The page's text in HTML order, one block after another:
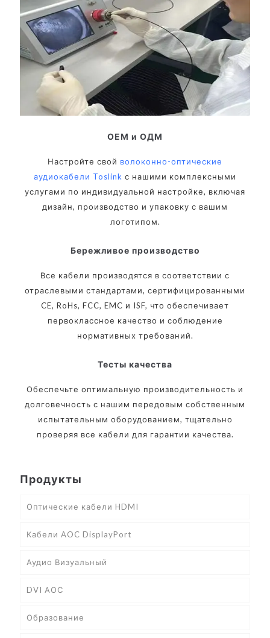
ОЕМ и ОДМ
Настройте свой волоконно-оптические
аудиокабели Toslink с нашими комплексными
услугами по индивидуальной настройке, включая
дизайн, производство и упаковку с вашим
логотипом.
Бережливое производство
Все кабели производятся в соответствии с
отраслевыми стандартами, сертифицированными
CE, RoHs, FCC, EMC и ISF, что обеспечивает
первоклассное качество и соблюдение
нормативных требований.
Тесты качества
Обеспечьте оптимальную производительность и
долговечность с нашим передовым собственным
испытательным оборудованием, тщательно
проверяя все кабели для гарантии качества.
Продукты
Оптические кабели HDMI
Кабели AOC DisplayPort
Аудио Визуальный
DVI АОС
Образование